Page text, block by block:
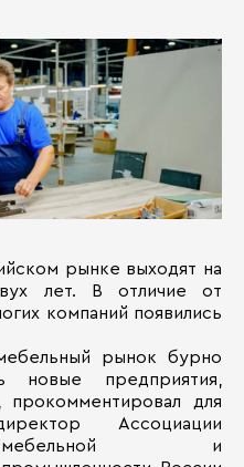
рынке выходят на
лет. В отличие от
компаний появились
рынок бурно
новые предприятия,
для
Ассоциации
и